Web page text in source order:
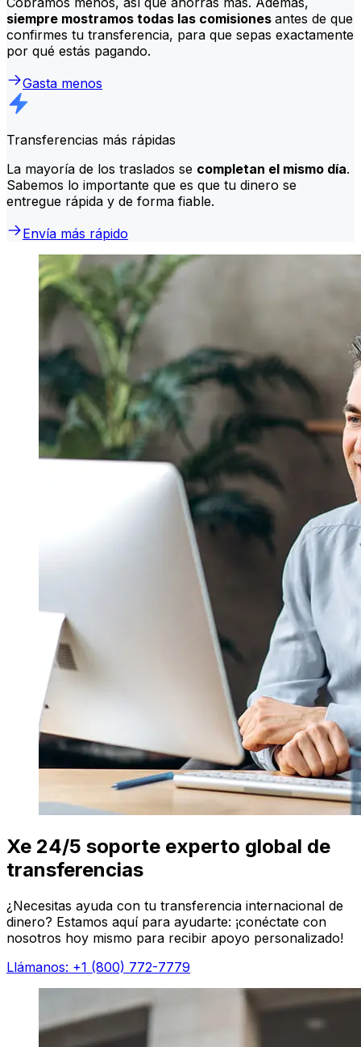
siempre mostramos todas las comisiones antes de que
confirmes tu transferencia, para que sepas exactamente
por qué estás pagando.
Gasta menos
Transferencias más rápidas
La mayoría de los traslados se completan el mismo día.
Sabemos lo importante que es que tu dinero se
entregue rápida y de forma fiable.
Envía más rápido
Xe 24/5 soporte experto global de
transferencias
¿Necesitas ayuda con tu transferencia internacional de
dinero? Estamos aquí para ayudarte: ¡conéctate con
nosotros hoy mismo para recibir apoyo personalizado!
Llámanos: +1 (800) 772-7779